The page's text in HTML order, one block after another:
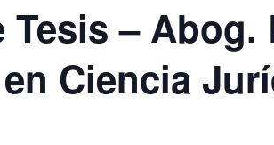
Tesis –
Ciencia